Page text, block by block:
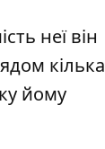
неї він
кілька
йому